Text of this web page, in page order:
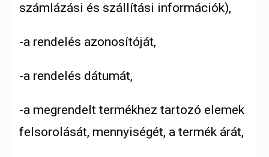
számlázási és szállítási információk),
-a rendelés azonosítóját,
-a rendelés dátumát,
-a megrendelt termékhez tartozó elemek
felsorolását, mennyiségét, a termék árát,